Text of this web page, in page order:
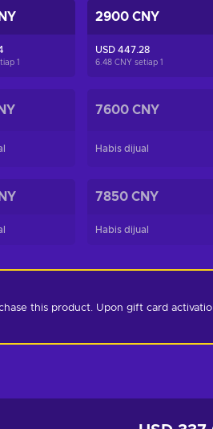
1
2900 CNY
USD 447.28
6.48 CNY setiap1
7600 CNY
Habis dijual
7850 CNY
Habis dijual
this product. Upon gift card